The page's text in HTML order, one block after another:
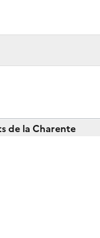
de la Charente